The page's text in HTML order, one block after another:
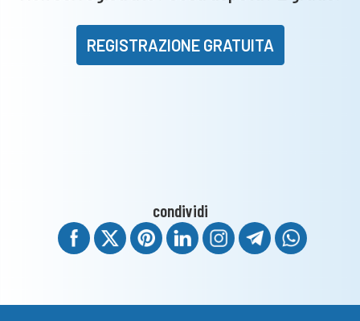
REGISTRAZIONE GRATUITA
condividi